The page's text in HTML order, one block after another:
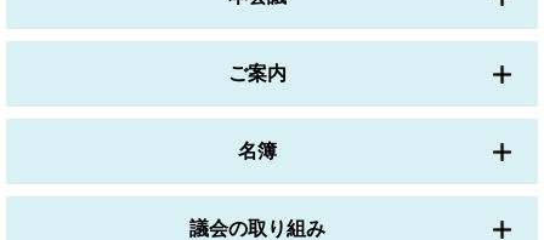
ご案内
名簿
議会の取り組み